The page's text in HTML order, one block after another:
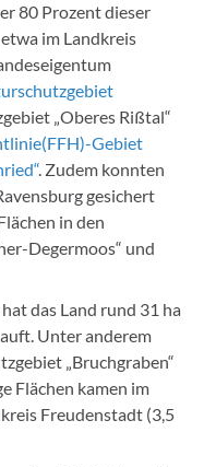
80 Prozent dieser
im Landkreis
„Oberes Rißtal“
Gebiet
. Zudem konnten
gesichert
in den
Degermoos“ und
hat das Land rund 31 ha
Unter anderem
„Bruchgraben“
Flächen kamen im
Freudenstadt (3,5